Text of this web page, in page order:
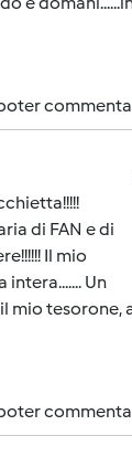
di FAN e di
Il mio
Un
mio tesorone,